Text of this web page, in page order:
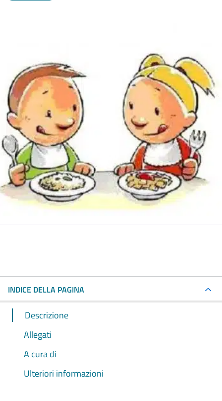
INDICE DELLA PAGINA
Descrizione
Allegati
A cura di
Ulteriori informazioni